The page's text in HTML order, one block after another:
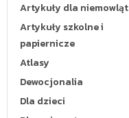
Artykuły dla niemowląt
Artykuły szkolne i
papiernicze
Atlasy
Dewocjonalia
Dla dzieci